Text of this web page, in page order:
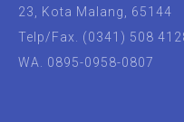
23, Kota Malang, 65144
Telp/Fax. (0341) 508
WA. 0895-0958-0807